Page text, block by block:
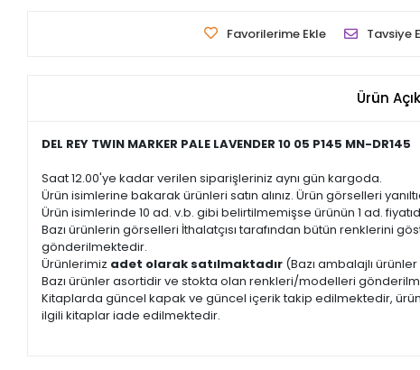
Favorilerime Ekle Tavsiye
Ürün
DEL REY TWIN MARKER PALE LAVENDER 10 05 P145 MN-DR145
Saat 12.00'ye kadar verilen siparişleriniz aynı gün kargoda.
Ürün isimlerine bakarak ürünleri satın alınız. Ürün görselleri
Ürün isimlerinde 10 ad. v.b. gibi belirtilmemişse ürünün 1 ad.
Bazı ürünlerin görselleri İthalatçısı tarafından bütün renklerini
gönderilmektedir.
Ürünlerimiz adet olarak satılmaktadır (Bazı ambalajlı
Bazı ürünler asortidir ve stokta olan renkleri/modelleri
Kitaplarda güncel kapak ve güncel içerik takip edilmektedir,
ilgili kitaplar iade edilmektedir.